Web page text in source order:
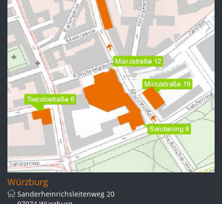
Würzburg
Sanderheinrichsleitenweg 20